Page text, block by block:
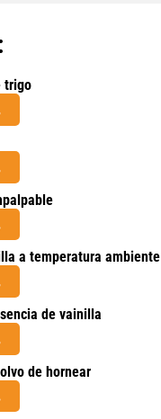
trigo
a temperatura ambiente
de vainilla
de hornear